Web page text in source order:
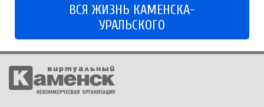
ВСЯ ЖИЗНЬ КАМЕНСКА-
УРАЛЬСКОГО